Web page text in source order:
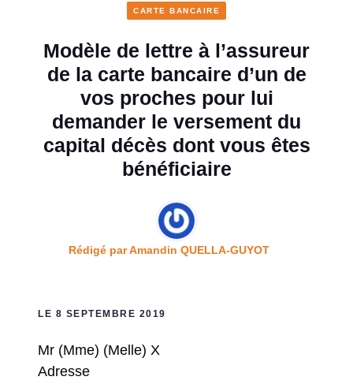
CARTE BANCAIRE
Modèle de lettre à l’assureur
de la carte bancaire d’un de
vos proches pour lui
demander le versement du
capital décès dont vous êtes
bénéficiaire
Rédigé parAmandin QUELLA-GUYOT
LE 8 SEPTEMBRE 2019
Mr (Mme) (Melle) X
Adresse